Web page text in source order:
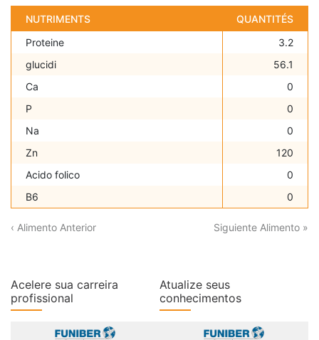
NUTRIMENTS
QUANTITÉS
Proteine
3.2
glucidi
56.1
Ca
0
P
0
Na
0
Zn
120
Acido folico
0
B6
0
‹ Alimento Anterior Siguiente Alimento »
Acelere sua carreira
profissional
Atualize seus
conhecimentos